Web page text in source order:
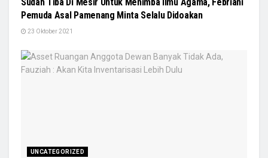
Pemuda Asal Pamenang Minta Selalu Didoakan
23 Oktober 2021
UNCATEGORIZED